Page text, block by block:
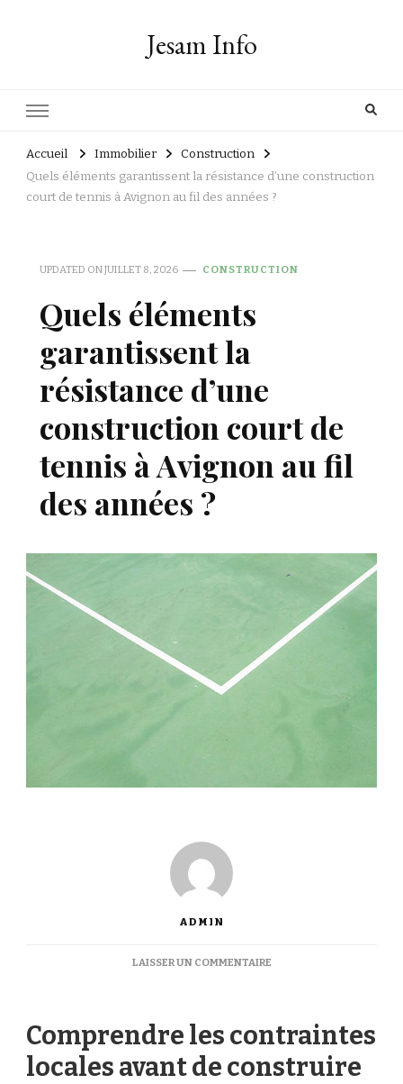
Jesam Info
Accueil Immobilier
Construction
Quels éléments garantissent la résistance d’une construction
court de tennis à Avignon au fil des années ?
UPDATED ONJUILLET 8, 2026 CONSTRUCTION
Quels éléments
garantissent la
résistance d’une
construction court de
tennis à Avignon au fil
des années ?
ADMIN
LAISSER UN COMMENTAIRESUR
LA
RÉSISTANCE
D’UNE
Comprendre les contraintes
locales avant de construire